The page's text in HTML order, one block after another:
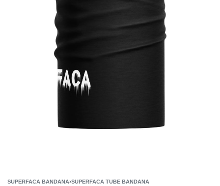
SUPERFACA BANDANA›SUPERFACA TUBE BANDANA